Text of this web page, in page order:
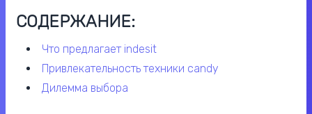
СОДЕРЖАНИЕ:
что предлагает indesit
привлекательность техники candy
дилемма выбора